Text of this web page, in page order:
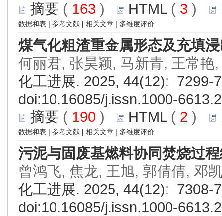
摘要 ( 163 ) HTML( 3 )
数据和表 | 参考文献 | 相关文章 | 多维度评价
煤气化粗渣重金属形态及充填
何丽君, 张昊颖, 马新青, 王常艳
化工进展. 2025, 44(12): 7299-
doi:10.16085/j.issn.1000-
摘要 ( 190 ) HTML( 2 )
数据和表 | 参考文献 | 相关文章 | 多维度评价
污泥与固废基燃料协同焚烧过
曾鸿飞, 焦龙, 王旭, 郭倩倩, 邓
化工进展. 2025, 44(12): 7308-
doi:10.16085/j.issn.1000-